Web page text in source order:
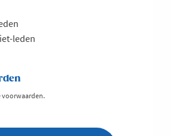
leden
voorwaarden.